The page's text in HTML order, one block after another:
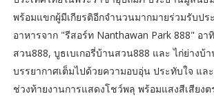
พร้อมแขกผู้มีเกียรติอีกจำนวนมากมายร่วมรับป
อาหารจาก "รีสอร์ท Nanthawan Park 888" อ
สวน888, บูธเบเกอรี่บ้านสวน888 และ ไก่ย่างบ้
บรรยากาศเต็มไปด้วยความอบอุ่น ประทับใจ แล
ช่วงท้ายงานการแสดงโชว์พลุ พร้อมแสงสีเสียงต